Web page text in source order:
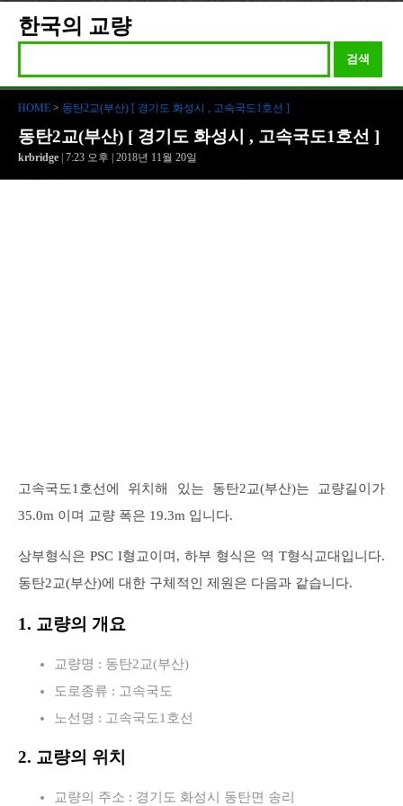
한국의 교량
검색
HOME > 동탄2교(부산) [ 경기도 화성시 , 고속국도1호선 ]
동탄2교(부산) [ 경기도 화성시 , 고속국도1호선 ]
krbridge | 7:23 오후 | 2018년 11월 20일
고속국도1호선에 위치해 있는 동탄2교(부산)는 교량길이가
35.0m 이며 교량 폭은 19.3m 입니다.
상부형식은 PSC I형교이며, 하부 형식은 역 T형식교대입니다.
동탄2교(부산)에 대한 구체적인 제원은 다음과 같습니다.
1. 교량의 개요
교량명 : 동탄2교(부산)
도로종류 : 고속국도
노선명 : 고속국도1호선
2. 교량의 위치
교량의 주소 : 경기도 화성시 동탄면 송리